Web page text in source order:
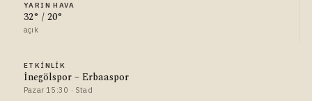
YARIN HAVA
32° / 20°
açık
ETKINLIK
İnegölspor – Erbaaspor
Pazar 15:30 · Stad